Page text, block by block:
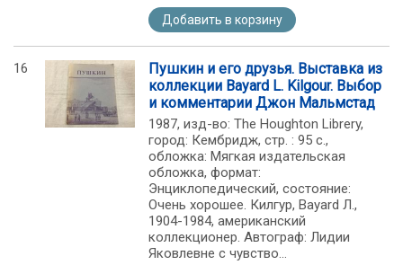
Добавить в корзину
16
Пушкин и его друзья. Выставка из
коллекции Bayard L. Kilgour. Выбор
и комментарии Джон Мальмстад
1987, изд-во: The Houghton Librery,
город: Кембридж, стр. : 95 c.,
обложка: Мягкая издательская
обложка, формат:
Энциклопедический, состояние:
Очень хорошее. Килгур, Bayard Л.,
1904-1984, американский
коллекционер. Автограф: Лидии
Яковлевне с чувство...